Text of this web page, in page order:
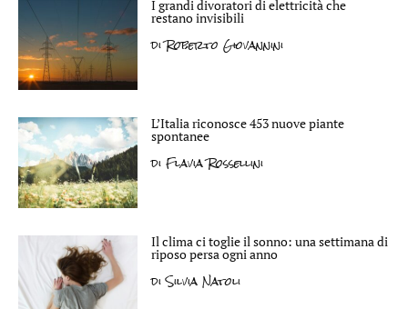
I grandi divoratori di elettricità che
restano invisibili
diRoberto Giovannini
L’Italia riconosce 453 nuove piante
spontanee
di Flavia Rossellini
Il clima ci toglie il sonno: una settimana di
riposo persa ogni anno
diSilvia Natoli